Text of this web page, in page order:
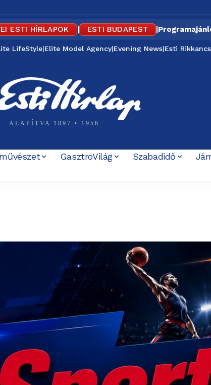
ESTI HÍRLAPOK | ESTI BUDAPEST |
LifeStyle|Elite Model Agency|Evening News|Esti Rikkancs
ALAPÍTVA 1897 • 1956
GasztroVilág Szabadidő